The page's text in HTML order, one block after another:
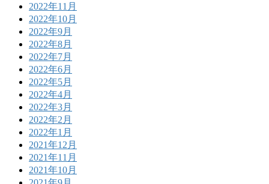
2022年11月
2022年10月
2022年9月
2022年8月
2022年7月
2022年6月
2022年5月
2022年4月
2022年3月
2022年2月
2022年1月
2021年12月
2021年11月
2021年10月